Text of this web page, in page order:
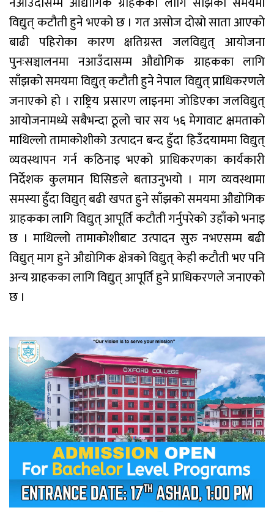
विद्युत् कटौती हुने भएको छ । गत असोज दोस्रो साता आएको
बाढी पहिरोका कारण क्षतिग्रस्त जलविद्युत् आयोजना
पुनःसञ्चालनमा नआउँदासम्म औद्योगिक ग्राहकका लागि
साँझको समयमा विद्युत् कटौती हुने नेपाल विद्युत् प्राधिकरणले
जनाएको हो । राष्ट्रिय प्रसारण लाइनमा जोडिएका जलविद्युत्
आयोजनामध्ये सबैभन्दा ठूलो चार सय ५६ मेगावाट क्षमताको
माथिल्लो तामाकोशीको उत्पादन बन्द हुँदा हिउँदयाममा विद्युत्
व्यवस्थापन गर्न कठिनाइ भएको प्राधिकरणका कार्यकारी
निर्देशक कुलमान घिसिङले बताउनुभयो । माग व्यवस्थामा
समस्या हुँदा विद्युत् बढी खपत हुने साँझको समयमा औद्योगिक
ग्राहकका लागि विद्युत् आपूर्ति कटौती गर्नुपरेको उहाँको भनाइ
छ । माथिल्लो तामाकोशीबाट उत्पादन सुरु नभएसम्म बढी
विद्युत् माग हुने औद्योगिक क्षेत्रको विद्युत् केही कटौती भए पनि
अन्य ग्राहकका लागि विद्युत् आपूर्ति हुने प्राधिकरणले जनाएको
छ ।